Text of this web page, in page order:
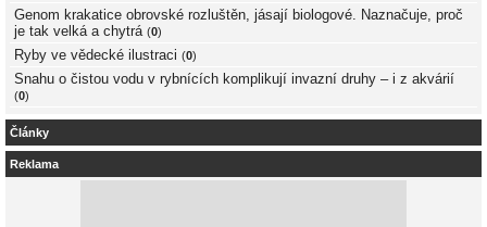
Genom krakatice obrovské rozluštěn, jásají biologové. Naznačuje, proč
je tak velká a chytrá (0)
Ryby ve vědecké ilustraci (0)
Snahu o čistou vodu v rybnících komplikují invazní druhy – i z akvárií
(0)
Články
Reklama